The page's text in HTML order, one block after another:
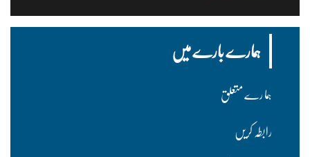
ہمارے بارے میں
ہما رے متعلق
رابطہ کریں